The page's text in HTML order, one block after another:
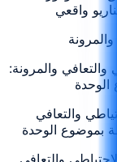
واقعي
والتعافي والمرونة:
والتعافي
بموضوع الوحدة
والتعافي